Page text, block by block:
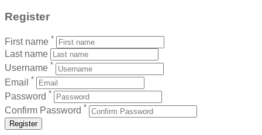
Register
First name *
Last name
Username *
Email *
Password *
Confirm Password *
Register